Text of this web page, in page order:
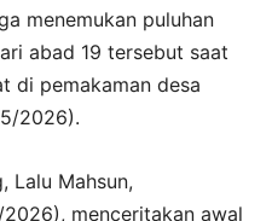
menemukan puluhan
abad 19 tersebut saat
di pemakaman desa
2026).
Lalu Mahsun,
menceritakan awal